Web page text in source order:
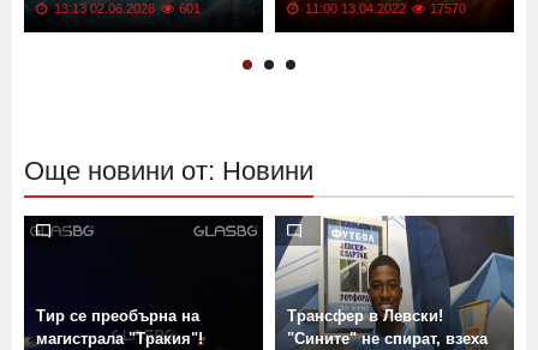
13:13 02.06.2026 601 11:00 13.04.2022 17570
Още новини от: Новини
Тир се преобърна на
магистрала "Тракия"!
Трансфер в Левски!
"Сините" не спират, взеха